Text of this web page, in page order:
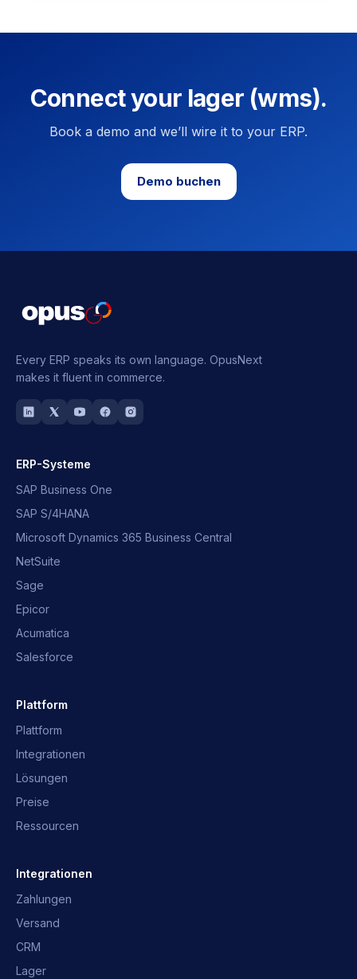
Connect your lager (wms).
Book a demo and we’ll wire it to your ERP.
Demo buchen
Every ERP speaks its own language. OpusNext
makes it fluent in commerce.
ERP-Systeme
SAP Business One
SAP S/4HANA
Microsoft Dynamics 365 Business Central
NetSuite
Sage
Epicor
Acumatica
Salesforce
Plattform
Plattform
Integrationen
Lösungen
Preise
Ressourcen
Integrationen
Zahlungen
Versand
CRM
Lager
Was ist OpusNext?